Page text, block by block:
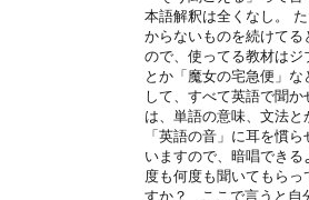
本語解釈は全くなし。
からないものを続けてる
ので、使ってる教材はジ
とか「魔女の宅急便」
して、すべて英語で聞
は、単語の意味、文法と
「英語の音」に耳を慣
いますので、暗唱でき
度も何度も聞いてもら
すか？ ここで言うと自